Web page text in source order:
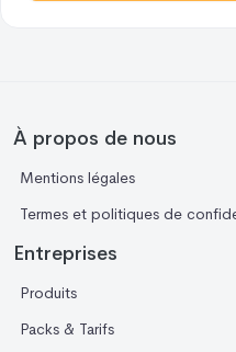
À propos de nous
Mentions légales
Termes et politiques de
Entreprises
Produits
Packs & Tarifs